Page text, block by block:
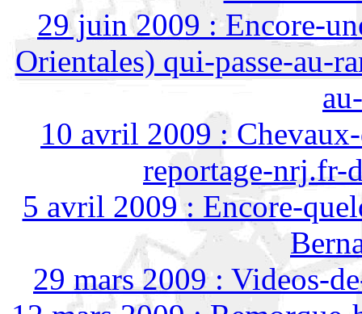
29 juin 2009 : Encore-
Orientales) qui-passe-au-
10 avril 2009 :
reportage-nrj.fr-
5 avril 2009 : Encore-
29 mars 2009 : Videos-